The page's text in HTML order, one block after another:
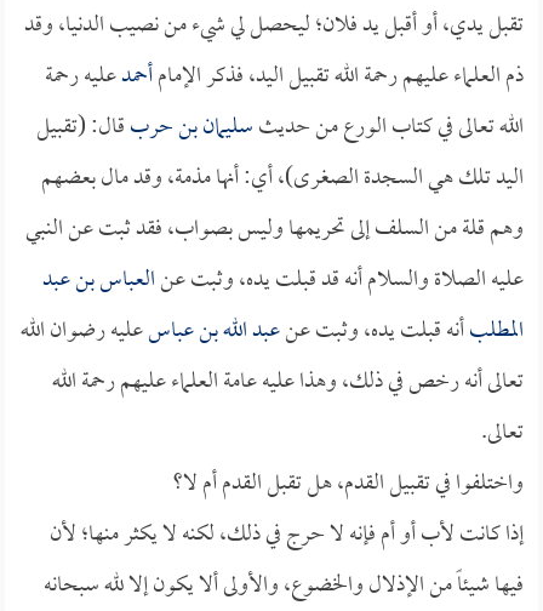
تقبل يدي، أو أقبل يد فلان؛ ليحصل لي شيء من نصيب الدنيا، وقد
ذم العلماء عليهم رحمة الله تقبيل اليد، فذكر الإمامأحمدعليه رحمة
الله تعالى في كتاب الورع من حديثسليمان بن حربقال: (تقبيل
اليد تلك هي السجدة الصغرى)، أي: أنها مذمة، وقد مال بعضهم
وهم قلة من السلف إلى تحريمها وليس بصواب، فقد ثبت عن النبي
عليه الصلاة والسلام أنه قد قبلت يده، وثبت عنالعباس بن عبد
المطلبأنه قبلت يده، وثبت عنعبد الله بن عباسعليه رضوان الله
تعالى أنه رخص في ذلك، وهذا عليه عامة العلماء عليهم رحمة الله
تعالى.
واختلفوا في تقبيل القدم، هل تقبل القدم أم لا؟
إذا كانت لأب أو أم فإنه لا حرج في ذلك، لكنه لا يكثر منها؛ لأن
فيها شيئاً من الإذلال والخضوع، والأولى ألا يكون إلا لله سبحانه